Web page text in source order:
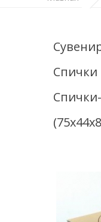
Спички-
Спички